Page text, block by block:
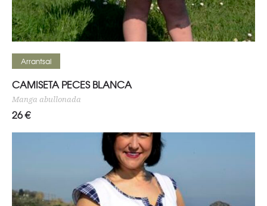
Seleccionar opciones
Arrantsal
CAMISETA PECES BLANCA
Manga abullonada
26€